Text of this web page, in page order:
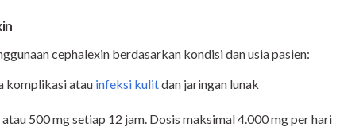
cephalexin berdasarkan kondisi dan usia pasien:
komplikasi atau infeksi kulitdan jaringan lunak
500 mg setiap 12 jam. Dosis maksimal 4.000 mg per hari